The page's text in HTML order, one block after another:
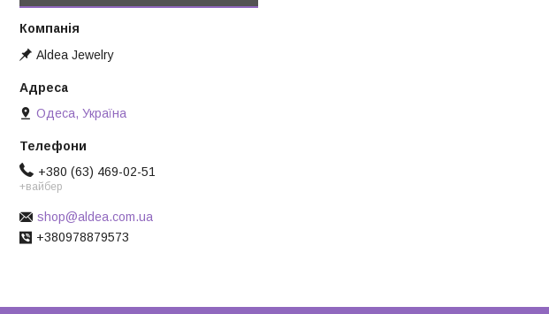
Aldea Jewelry
Одеса, Україна
+380 (63) 469-02-51
+вайбер
shop@aldea.com.ua
+380978879573